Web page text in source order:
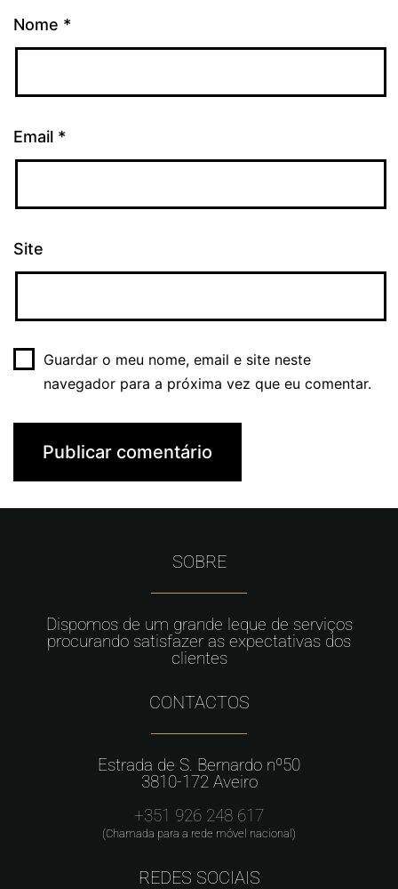
Nome *
Email *
Site
Guardar o meu nome, email e site neste
navegador para a próxima vez que eu comentar.
SOBRE
Dispomos de um grande leque de serviços
procurando satisfazer as expectativas dos
clientes
CONTACTOS
Estrada de S. Bernardo nº50
3810-172 Aveiro
+351 926 248 617
(Chamada para a rede móvel nacional)
REDES SOCIAIS